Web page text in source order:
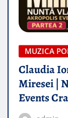
MUZICA
Claudia
Miresei |
Events